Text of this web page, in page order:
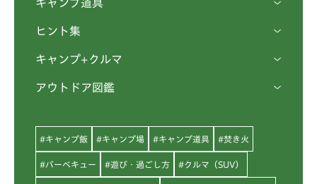
キャンプ道具
ヒント集
キャンプ+クルマ
アウトドア図鑑
#キャンプ飯 #キャンプ場 #キャンプ道具 #焚き火
#バーベキュー #遊び・過ごし方 #クルマ（SUV）